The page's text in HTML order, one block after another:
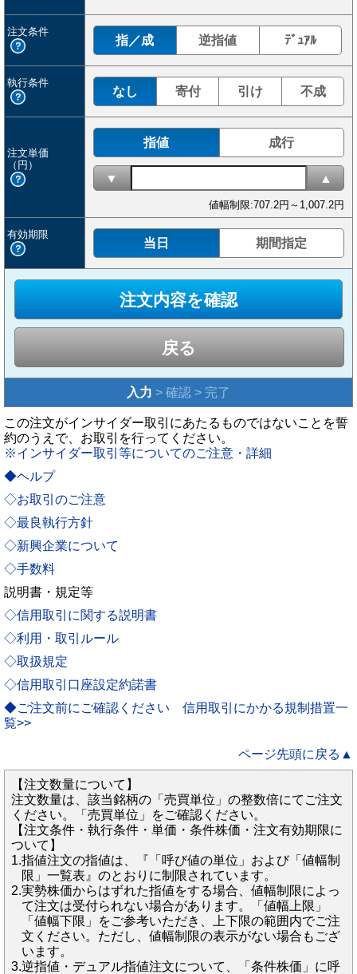
注文条件
指／成 逆指値 ﾃﾞｭｱﾙ
執行条件
なし 寄付 引け 不成
注文単価
（円）
指値 成行
▼ ▲
値幅制限:707.2円～1,007.2円
有効期限
当日 期間指定
戻る
入力 > 確認 > 完了
この注文がインサイダー取引にあたるものではないことを誓
約のうえで、お取引を行ってください。
※インサイダー取引等についてのご注意・詳細
◆ヘルプ
◇お取引のご注意
◇最良執行方針
◇新興企業について
◇手数料
説明書・規定等
◇信用取引に関する説明書
◇利用・取引ルール
◇取扱規定
◇信用取引口座設定約諾書
◆ご注文前にご確認ください 信用取引にかかる規制措置一
覧>>
ページ先頭に戻る▲
【注文数量について】
注文数量は、該当銘柄の「売買単位」の整数倍にてご注文
ください。「売買単位」をご確認ください。
【注文条件・執行条件・単価・条件株価・注文有効期限に
ついて】
1.指値注文の指値は、『「呼び値の単位」および「値幅制
限」一覧表』のとおりに制限されています。
2.実勢株価からはずれた指値をする場合、値幅制限によっ
て注文は受付られない場合があります。「値幅上限」
「値幅下限」をご参考いただき、上下限の範囲内でご注
文ください。ただし、値幅制限の表示がない場合もござ
います。
3.逆指値・デュアル指値注文について、「条件株価」に呼